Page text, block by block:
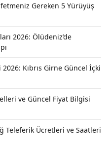
Gereken 5 Yürüyüş
2026: Ölüdeniz’de
Kıbrıs Girne Güncel İçki
ve Güncel Fiyat Bilgisi
Teleferik Ücretleri ve Saatleri